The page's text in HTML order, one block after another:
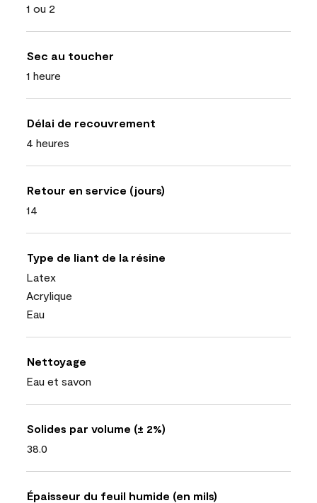
1 ou 2
Sec au toucher
1 heure
Délai de recouvrement
4 heures
Retour en service (jours)
14
Type de liant de la résine
Latex
Acrylique
Eau
Nettoyage
Eau et savon
Solides par volume (± 2%)
38.0
Épaisseur du feuil humide (en mils)